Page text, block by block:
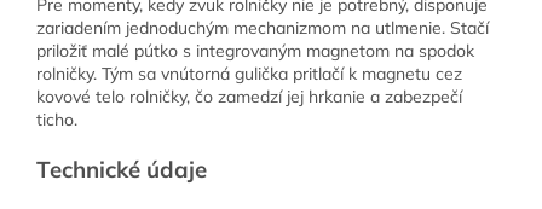
Pre momenty, kedy zvuk rolničky nie je potrebný, disponuje
zariadením jednoduchým mechanizmom na utlmenie. Stačí
priložiť malé pútko s integrovaným magnetom na spodok
rolničky. Tým sa vnútorná gulička pritlačí k magnetu cez
kovové telo rolničky, čo zamedzí jej hrkanie a zabezpečí
ticho.
Technické údaje